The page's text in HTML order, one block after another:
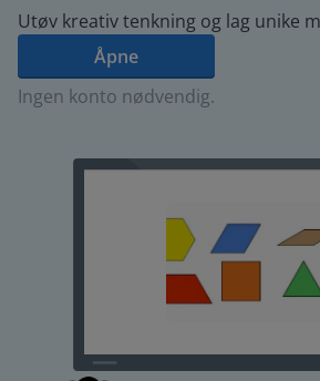
Utøv kreativ tenkning og lag unike
Åpne
Ingen konto nødvendig.